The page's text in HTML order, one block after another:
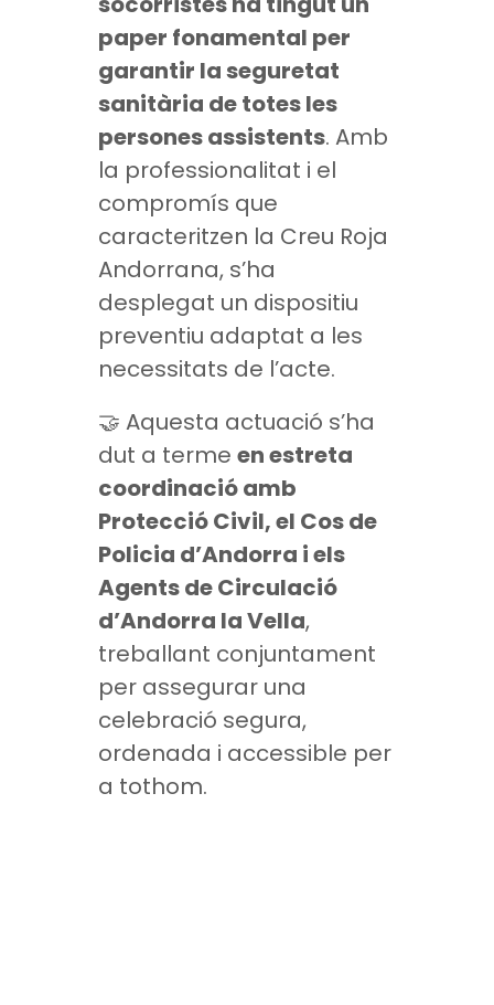
paper fonamental per
garantir la seguretat
sanitària de totes les
persones assistents. Amb
la professionalitat i el
compromís que
caracteritzen la Creu Roja
Andorrana, s’ha
desplegat un dispositiu
preventiu adaptat a les
necessitats de l’acte.
🤝 Aquesta actuació s’ha
dut a terme en estreta
coordinació amb
Protecció Civil, el Cos de
Policia d’Andorra i els
Agents de Circulació
d’Andorra la Vella,
treballant conjuntament
per assegurar una
celebració segura,
ordenada i accessible per
a tothom.